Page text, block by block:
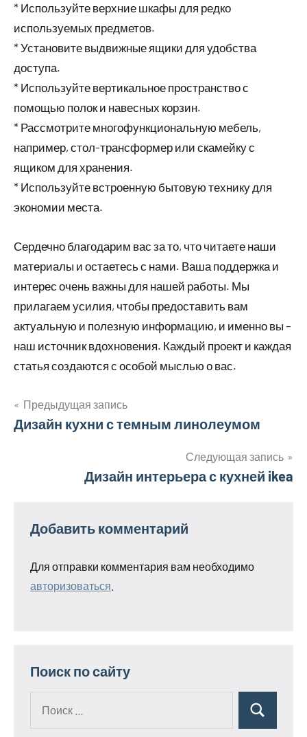
* Используйте верхние шкафы для редко
используемых предметов.
* Установите выдвижные ящики для удобства
доступа.
* Используйте вертикальное пространство с
помощью полок и навесных корзин.
* Рассмотрите многофункциональную мебель,
например, стол-трансформер или скамейку с
ящиком для хранения.
* Используйте встроенную бытовую технику для
экономии места.
Сердечно благодарим вас за то, что читаете наши
материалы и остаетесь с нами. Ваша поддержка и
интерес очень важны для нашей работы. Мы
прилагаем усилия, чтобы предоставить вам
актуальную и полезную информацию, и именно вы –
наш источник вдохновения. Каждый проект и каждая
статья создаются с особой мыслью о вас.
Навигация
записям
Предыдущая запись
Дизайн кухни с темным линолеумом
Следующая запись
Дизайн интерьера с кухней ikea
Добавить комментарий
Для отправки комментария вам необходимо
авторизоваться
Поиск по сайту
Поиск